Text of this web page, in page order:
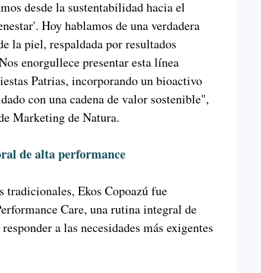
desde la sustentabilidad hacia el
Hoy hablamos de una verdadera
la piel, respaldada por resultados
enorgullece presentar esta línea
Patrias, incorporando un bioactivo
con una cadena de valor sostenible",
Marketing de Natura.
de alta performance
Ekos Copoazú fue
Care, una rutina integral de
a las necesidades más exigentes